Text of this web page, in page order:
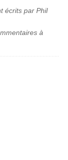
écrits par Phil
à